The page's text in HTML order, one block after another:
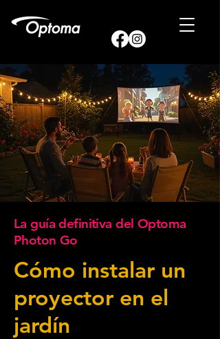
La guía definitiva del Optoma
Photon Go
Cómo instalar un
proyector en el
jardín